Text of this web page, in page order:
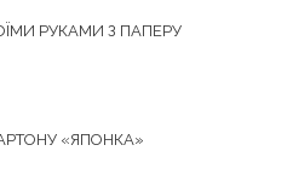
РУКАМИ З ПАПЕРУ
«ЯПОНКА»